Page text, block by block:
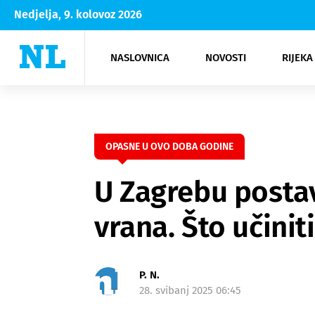
Nedjelja, 9. kolovoz 2026
NASLOVNICA NOVOSTI
Rijeka Opatija
NK
Moda
Kultura
OPASNE U OVO DOBA GODINE
U Zagrebu
vrana. Što
P. N.
28. svibanj 2025 06:45